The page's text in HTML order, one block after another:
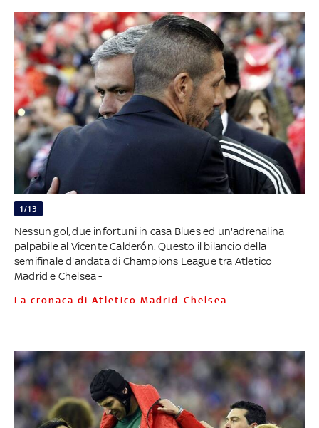
1/13
Nessun gol, due infortuni in casa Blues ed un'adrenalina
palpabile al Vicente Calderón. Questo il bilancio della
semifinale d'andata di Champions League tra Atletico
Madrid e Chelsea -
La cronaca di Atletico Madrid-Chelsea